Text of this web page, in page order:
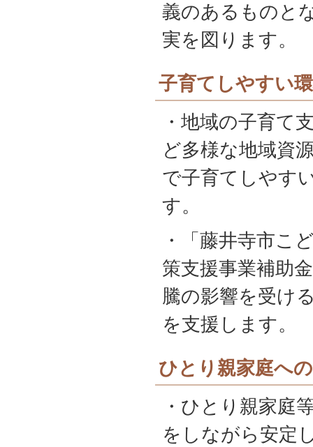
義のあるものと
実を図ります。
子育てしやすい
・地域の子育て
ど多様な地域資
で子育てしやす
す。
・「藤井寺市こ
策支援事業補助
騰の影響を受け
を支援します。
ひとり親家庭へ
・ひとり親家庭
をしながら安定